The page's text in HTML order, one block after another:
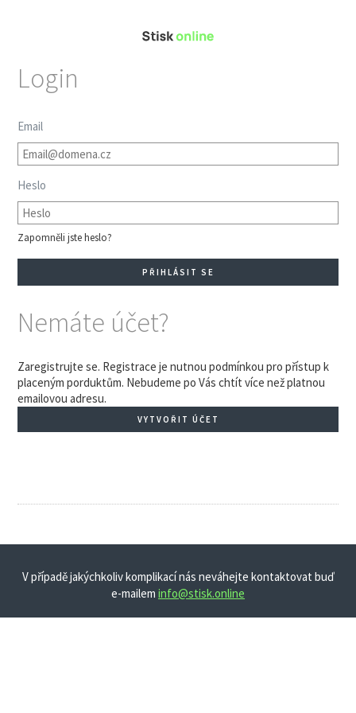
Login
Email
Heslo
Zapomněli jste heslo?
Nemáte účet?
Zaregistrujte se. Registrace je nutnou podmínkou pro přístup k
placeným porduktům. Nebudeme po Vás chtít více než platnou
emailovou adresu.
VYTVOŘIT ÚČET
V případě jakýchkoliv komplikací nás neváhejte kontaktovat buď
e-mailem info@stisk.online